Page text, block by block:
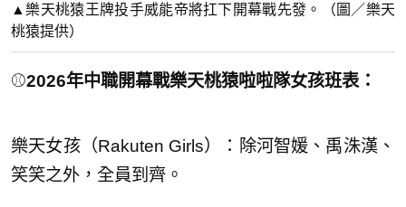
▲樂天桃猿王牌投手威能帝將扛下開幕戰先發。（圖／樂天
桃猿提供）
⚾2026年中職開幕戰樂天桃猿啦啦隊女孩班表：
樂天女孩（Rakuten Girls）：除河智媛、禹洙漢、
笑笑之外，全員到齊。